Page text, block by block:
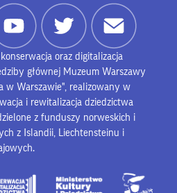
oraz digitalizacja
głównej Muzeum Warszawy
w Warszawie", realizowany w
i rewitalizacja dziedzictwa
z funduszy norweskich i
z Islandii, Liechtensteinu i